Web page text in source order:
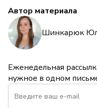
Автор материала
Шинкарюк
Еженедельная
нужное в одном